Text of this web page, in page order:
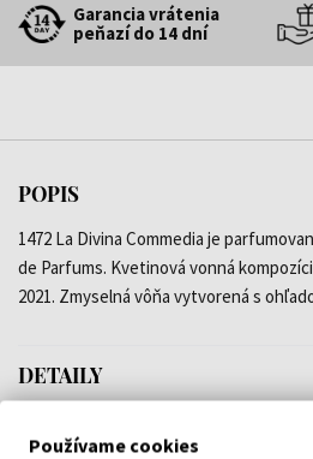
Garancia vrátenia
peňazí do 14 dní
POPIS
1472 La Divina Commedia je
de Parfums. Kvetinová vonná
2021. Zmyselná vôňa vytvorená s
DETAILY
O ZNAČKE
Používame cookies